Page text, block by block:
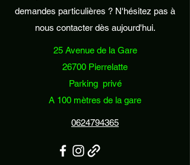
demandes particulières ? N'hésitez pas à
nous contacter dès aujourd'hui.
25 Avenue de la Gare
26700 Pierrelatte
Parking privé
A 100 mètres de la gare
0624794365